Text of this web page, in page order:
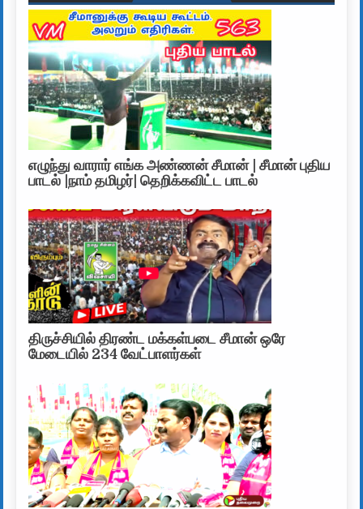
எழுந்து வாரார் எங்க அண்ணன் சீமான் | சீமான் புதிய
பாடல் |நாம் தமிழர்| தெறிக்கவிட்ட பாடல்
திருச்சியில் திரண்ட மக்கள்படை சீமான் ஒரே
மேடையில் 234 வேட்பாளர்கள்